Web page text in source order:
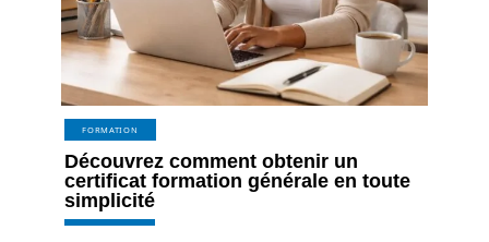
FORMATION
Découvrez comment obtenir un
certificat formation générale en toute
simplicité